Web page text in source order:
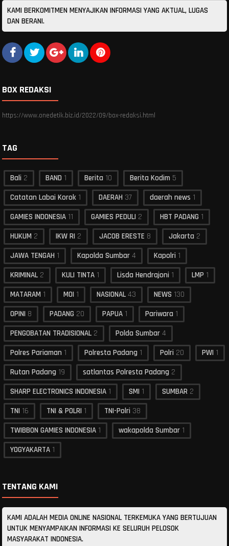
KAMI BERKOMITMEN MENYAJIKAN INFORMASI YANG AKTUAL, LUGAS
DAN BERANI.
BOX REDAKSI
https://www.onedetik.biz.id/2022/09/box-redaksi.html
TAG
Bali 2 BAND 1 Berita 10 Berita Kodim 5
Catatan Labai Korok 1 DAERAH 37 daerah news 1
GAMIES INDONESIA 11 GAMIES PEDULI 2 HBT PADANG 1
HUKUM 2 IKW RI 2 JACOB ERESTE 8 Jakarta 2
JAWA TENGAH 1 Kapolda Sumbar 4 Kapolri 1
KRIMINAL 2 KULI TINTA 1 Lisda Hendrajoni 1 LMP 1
MATARAM 1 MOI 1 NASIONAL 43 NEWS 130
OPINI 8 PADANG 20 PAPUA 1 Pariwara 1
PENGOBATAN TRADISIONAL 2 Polda Sumbar 4
Polres Pariaman 1 Polresta Padang 1 Polri 20 PWI 1
Rutan Padang 19 satlantas Polresta Padang 2
SHARP ELECTRONICS INDONESIA 1 SMI 1 SUMBAR 2
TNI 16 TNI & POLRI 1 TNI-Polri 38
TWIBBON GAMIES INDONESIA 1 wakapolda Sumbar 1
YOGYAKARTA 1
TENTANG KAMI
KAMI ADALAH MEDIA ONLINE NASIONAL TERKEMUKA YANG BERTUJUAN
UNTUK MENYAMPAIKAN INFORMASI KE SELURUH PELOSOK
MASYARAKAT INDONESIA.